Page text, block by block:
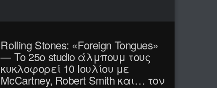
Rolling Stones: «Foreign Tongues»
— Το 25ο studio άλμπουμ τους
κυκλοφορεί 10 Ιουλίου με
McCartney, Robert Smith και… τον